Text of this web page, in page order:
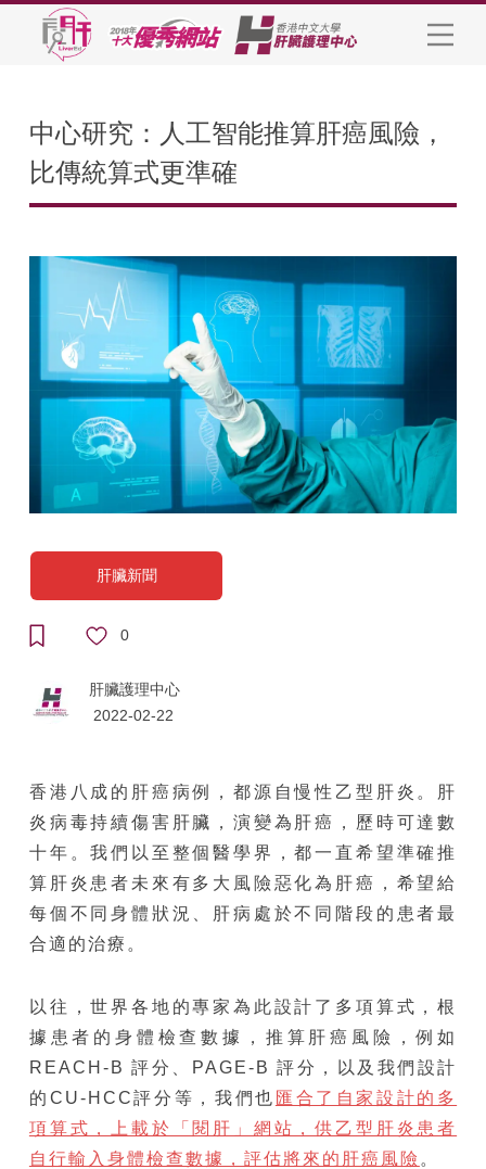
中心研究：人工智能推算肝癌風險，
比傳統算式更準確
肝臟新聞
0
肝臟護理中心
2022-02-22
香港八成的肝癌病例，都源自慢性乙型肝炎。肝
炎病毒持續傷害肝臟，演變為肝癌，歷時可達數
十年。我們以至整個醫學界，都一直希望準確推
算肝炎患者未來有多大風險惡化為肝癌，希望給
每個不同身體狀況、肝病處於不同階段的患者最
合適的治療。
以往，世界各地的專家為此設計了多項算式，根
據患者的身體檢查數據，推算肝癌風險，例如
REACH-B 評分、PAGE-B 評分，以及我們設計
的CU-HCC評分等，我們也 匯合了自家設計的多
項算式，上載於「閱肝」網站，供乙型肝炎患者
自行輸入身體檢查數據，評估將來的肝癌風險 。